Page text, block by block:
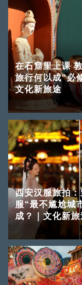
在石窟里上课
旅行何以成“必
文化新旅途
西安汉服旅拍：
服“最不尴尬城
成？｜文化新旅